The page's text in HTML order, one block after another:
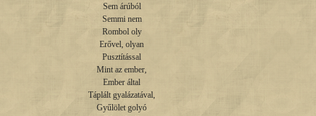
Sem árúból
Semmi nem
Rombol oly
Erővel, olyan
Pusztítással
Mint az ember,
Ember által
Táplált gyalázatával,
Gyűlölet golyó